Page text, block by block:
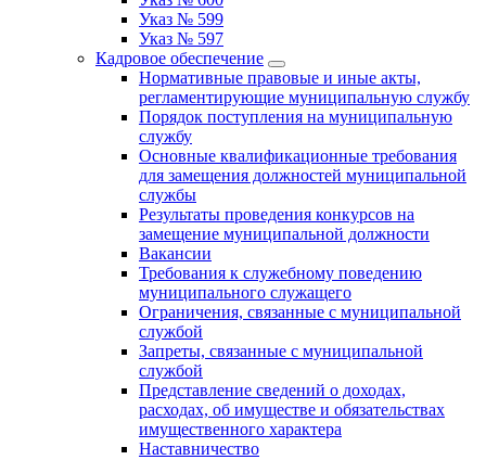
Указ № 599
Указ № 597
Кадровое обеспечение
Нормативные правовые и иные акты,
регламентирующие муниципальную службу
Порядок поступления на муниципальную
службу
Основные квалификационные требования
для замещения должностей муниципальной
службы
Результаты проведения конкурсов на
замещение муниципальной должности
Вакансии
Требования к служебному поведению
муниципального служащего
Ограничения, связанные с муниципальной
службой
Запреты, связанные с муниципальной
службой
Представление сведений о доходах,
расходах, об имуществе и обязательствах
имущественного характера
Наставничество